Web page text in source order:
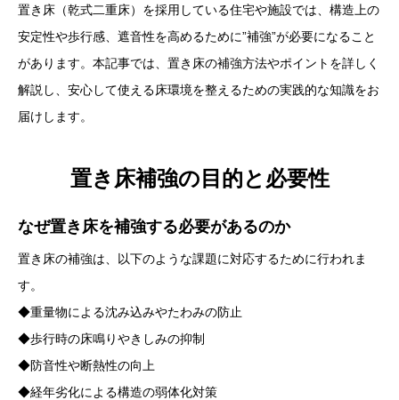
置き床（乾式二重床）を採用している住宅や施設では、構造上の
安定性や歩行感、遮音性を高めるために”補強”が必要になること
があります。本記事では、置き床の補強方法やポイントを詳しく
解説し、安心して使える床環境を整えるための実践的な知識をお
届けします。
置き床補強の目的と必要性
なぜ置き床を補強する必要があるのか
置き床の補強は、以下のような課題に対応するために行われま
す。
◆重量物による沈み込みやたわみの防止
◆歩行時の床鳴りやきしみの抑制
◆防音性や断熱性の向上
◆経年劣化による構造の弱体化対策